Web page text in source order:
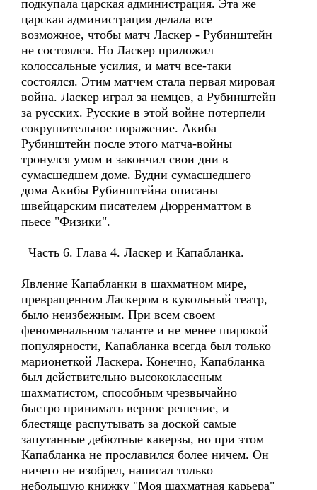
подкупала царская администрация. Эта же
царская администрация делала все
возможное, чтобы матч Ласкер - Рубинштейн
не состоялся. Но Ласкер приложил
колоссальные усилия, и матч все-таки
состоялся. Этим матчем стала первая мировая
война. Ласкер играл за немцев, а Рубинштейн
за русских. Русские в этой войне потерпели
сокрушительное поражение. Акиба
Рубинштейн после этого матча-войны
тронулся умом и закончил свои дни в
сумасшедшем доме. Будни сумасшедшего
дома Акибы Рубинштейна описаны
швейцарским писателем Дюрренматтом в
пьесе "Физики".
Часть 6. Глава 4. Ласкер и Капабланка.
Явление Капабланки в шахматном мире,
превращенном Ласкером в кукольный театр,
было неизбежным. При всем своем
феноменальном таланте и не менее широкой
популярности, Капабланка всегда был только
марионеткой Ласкера. Конечно, Капабланка
был действительно высококлассным
шахматистом, способным чрезвычайно
быстро принимать верное решение, и
блестяще распутывать за доской самые
запутанные дебютные каверзы, но при этом
Капабланка не прославился более ничем. Он
ничего не изобрел, написал только
небольшую книжку "Моя шахматная карьера"